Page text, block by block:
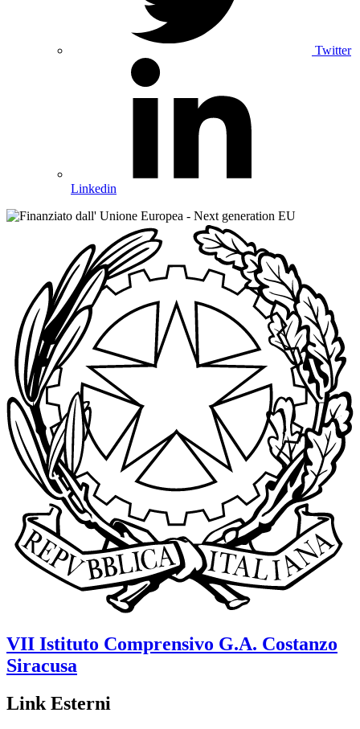
Twitter
Linkedin
VII Istituto Comprensivo G.A. Costanzo
Siracusa
Link Esterni